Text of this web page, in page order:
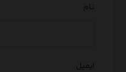
نام
ایمیل